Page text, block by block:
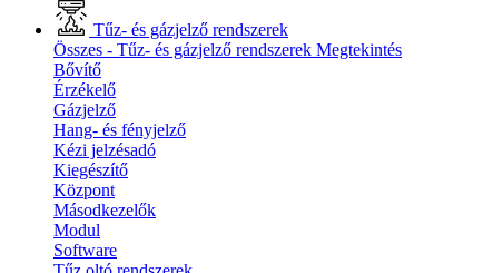
Tűz- és gázjelző rendszerek
Összes - Tűz- és gázjelző rendszerek Megtekintés
Bővítő
Érzékelő
Gázjelző
Hang- és fényjelző
Kézi jelzésadó
Kiegészítő
Központ
Másodkezelők
Modul
Software